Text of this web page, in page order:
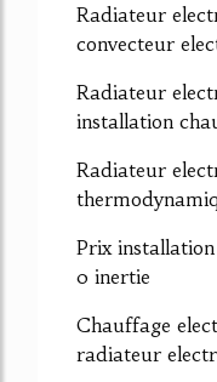
Radiateur
convecteur
Radiateur
installation
Radiateur
Prix
0 inertie
Chauffage
radiateur